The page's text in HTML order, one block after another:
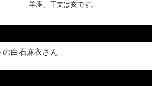
羊座、干支は亥です。
白石麻衣さん